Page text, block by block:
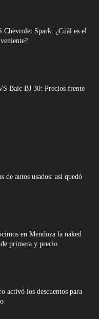
Spark: ¿Cuál es el
Baic BJ 30: Precios frente
de autos usados: así quedó
en Mendoza la naked
primera y precio
activó los descuentos para